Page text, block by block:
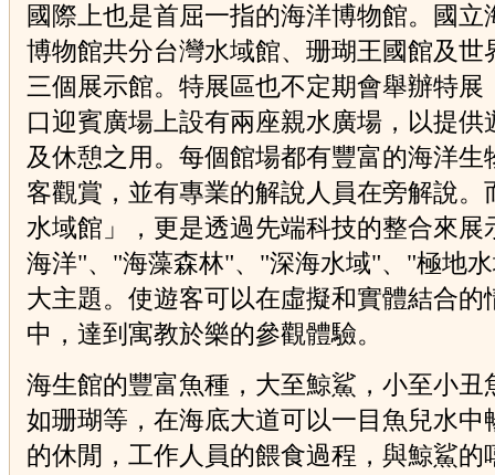
國際上也是首屈一指的海洋博物館。國立
博物館共分台灣水域館、珊瑚王國館及世
三個展示館。特展區也不定期會舉辦特展
口迎賓廣場上設有兩座親水廣場，以提供
及休憩之用。每個館場都有豐富的海洋生
客觀賞，並有專業的解說人員在旁解說。
水域館」，更是透過先端科技的整合來展
海洋"、"海藻森林"、"深海水域"、"極地
大主題。使遊客可以在虛擬和實體結合的
中，達到寓教於樂的參觀體驗。
海生館的豐富魚種，大至鯨鯊，小至小丑
如珊瑚等，在海底大道可以一目魚兒水中
的休閒，工作人員的餵食過程，與鯨鯊的